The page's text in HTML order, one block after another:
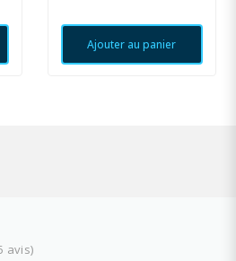
Ajouter au panier
avis)